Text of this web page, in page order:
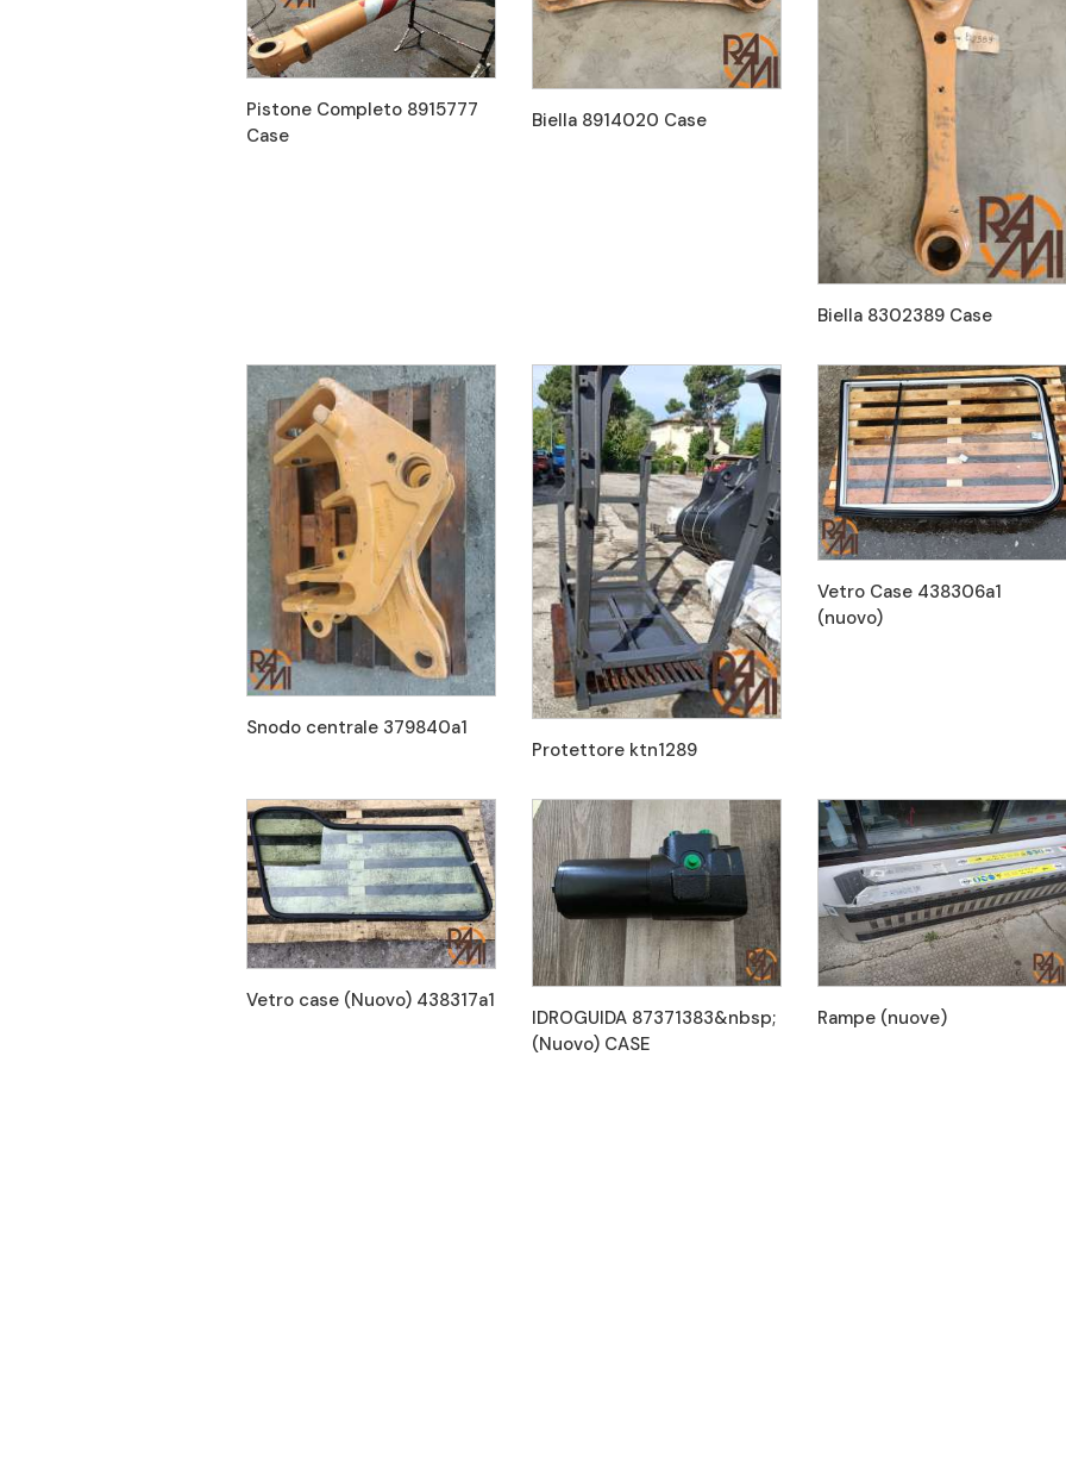
Pistone Completo 8915777
Case
Biella 8914020 Case
Biella 8302389 Case
Snodo centrale 379840a1
Protettore ktn1289
Vetro Case 438306a1
(nuovo)
Vetro case (Nuovo) 438317a1
IDROGUIDA 87371383&nbsp;
(Nuovo) CASE
Rampe (nuove)